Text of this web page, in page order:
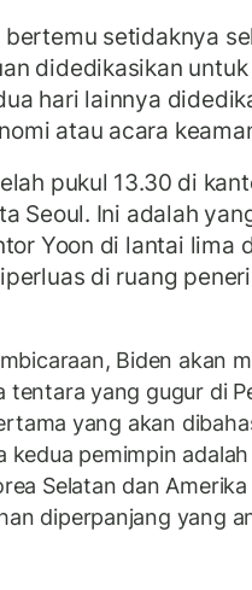
bertemu setidaknya
didedikasikan
hari lainnya
atau acara
pukul 13.30 di
Seoul. Ini adalah
Yoon di lantai lima
di ruang
Biden akan
tentara yang gugur di
yang akan
pemimpin
Selatan dan
diperpanjang yang